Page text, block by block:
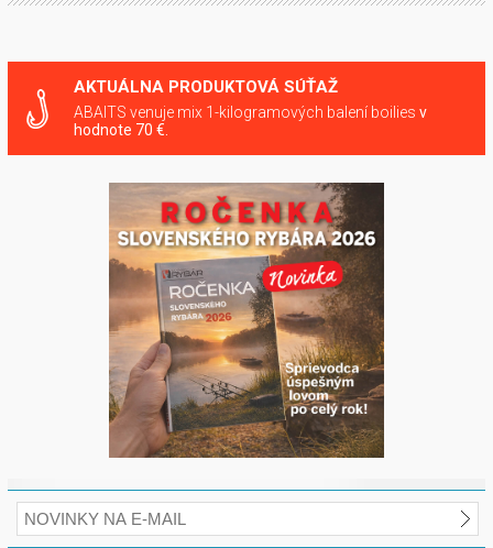
AKTUÁLNA PRODUKTOVÁ SÚŤAŽ
ABAITS venuje mix 1-kilogramových balení boilies v
hodnote 70 €.